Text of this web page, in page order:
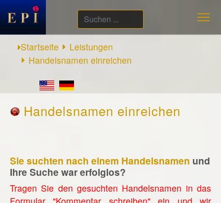
Suchen
...
Startseite
Leistungen
Handelsnamen einreichen
Handelsnamen einreichen
Sie suchten nach einem Handelsnamen und
Ihre Suche war erfolglos?
Tragen Sie den gesuchten Handelsnamen in das